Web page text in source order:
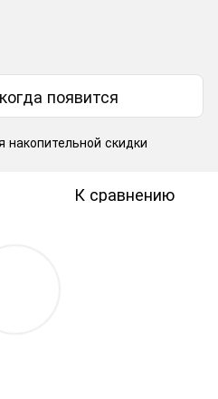
появится
накопительной скидки
К сравнению